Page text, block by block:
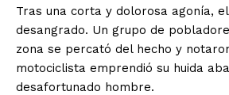
Tras una corta y dolorosa agonía,
desangrado. Un grupo de
zona se percató del hecho y
motociclista emprendió su huida
desafortunado hombre.